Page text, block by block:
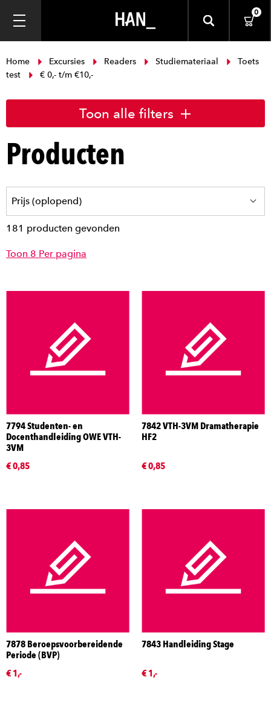
0
Home Excursies Readers Studiemateriaal
Toets
test
€ 0,- t/m €10,-
Toon alle filters
Producten
181 producten gevonden
Toon 8 Per pagina
7794 Studenten- en
Docenthandleiding OWE VTH-
3VM
€ 0,85
7842 VTH-3VM Dramatherapie
HF2
€ 0,85
7878 Beroepsvoorbereidende
Periode (BVP)
€ 1,-
7843 Handleiding Stage
€ 1,-